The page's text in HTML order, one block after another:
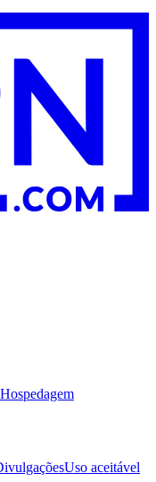
Hospedagem
Uso aceitável